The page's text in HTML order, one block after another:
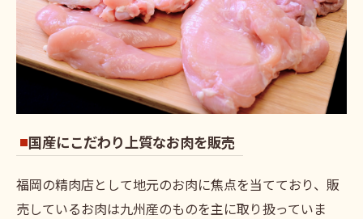
国産にこだわり上質なお肉を販売
福岡の精肉店として地元のお肉に焦点を当てており、販
売しているお肉は九州産のものを主に取り扱っていま